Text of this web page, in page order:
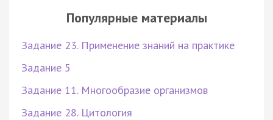
Популярные материалы
Задание 23. Применение знаний на практике
Задание 5
Задание 11. Многообразие организмов
Задание 28. Цитология